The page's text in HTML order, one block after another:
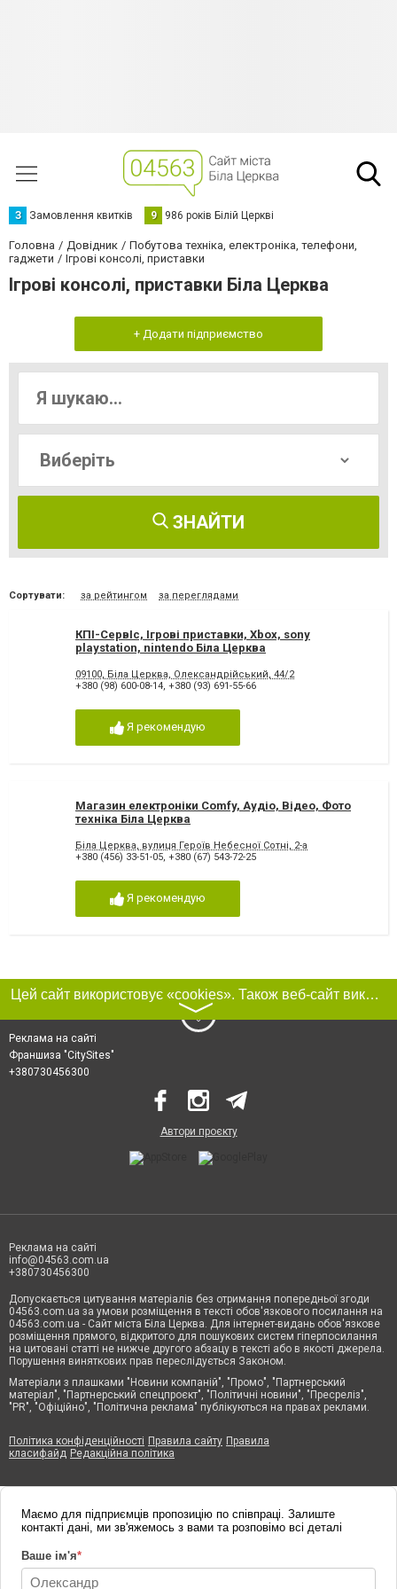
З Замовлення квитків 9 986 років Білій Церкві
Головна Довідник
Побутова техніка, електроніка, телефони,
гаджети
Ігрові консолі, приставки
Ігрові консолі, приставки Біла Церква
+ Додати підприємство
ЗНАЙТИ
Сортувати: за рейтингом за переглядами
КПІ-СервІс, Ігрові приставки, Xbox, sony
playstation, nintendo Біла Церква
09100, Біла Церква, Олександрійський, 44/2
+380 (98) 600-08-14, +380 (93) 691-55-66
Я рекомендую
Магазин електроніки Comfy, Аудіо, Відео, Фото
техніка Біла Церква
Біла Церква, вулиця Героїв Небесної Cотні, 2-а
+380 (456) 33-51-05, +380 (67) 543-72-25
Я рекомендую
Цей сайт використовує «cookies». Також веб-сайт використовує інтернет-сервіс для збору технічних даних стосовно відвідувачів з метою отримання маркетингової та статистичної інформації. Умови обробки даних відвідувачів сайту див.
〉
Реклама на сайті
Франшиза "CitySites"
+380730456300
Автори проєкту
Реклама на сайті
info@04563.com.ua
+380730456300
Допускається цитування матеріалів без отримання попередньої згоди
04563.com.ua за умови розміщення в тексті обов'язкового посилання на
04563.com.ua - Сайт міста Біла Церква. Для інтернет-видань обов'язкове
розміщення прямого, відкритого для пошукових систем гіперпосилання
на цитовані статті не нижче другого абзацу в тексті або в якості джерела.
Порушення виняткових прав переслідується Законом.
Матеріали з плашками "Новини компаній", "Промо", "Партнерський
матеріал", "Партнерський спецпроєкт", "Політичні новини", "Пресреліз",
"PR", "Офіційно", "Політична реклама" публікуються на правах реклами.
Політика конфіденційності Правила сайту Правила
класифайд Редакційна політика
Маємо для підприємців пропозицію по співпраці. Залиште
контакті дані, ми зв'яжемось з вами та розповімо всі деталі
Ваше ім'я*